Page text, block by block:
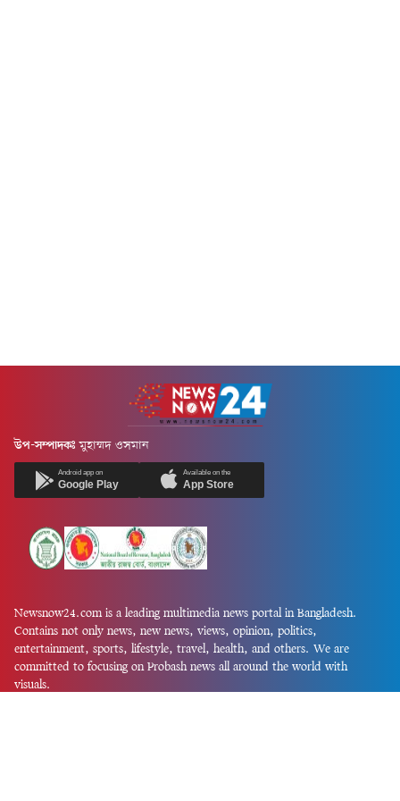
উপ-সম্পাদকঃ মুহাম্মদ ওসমান
Android app on
Google Play
Available on the
App Store
Newsnow24.com is a leading multimedia news portal in Bangladesh.
Contains not only news, new news, views, opinion, politics,
entertainment, sports, lifestyle, travel, health, and others. We are
committed to focusing on Probash news all around the world with
visuals.